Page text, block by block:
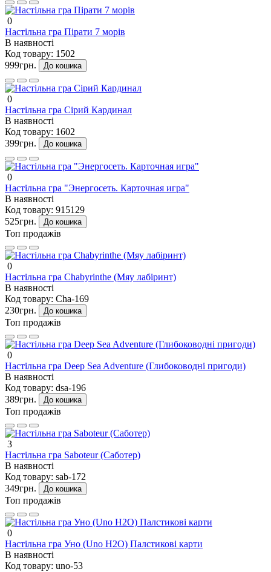
0
Настільна гра Пірати 7 морів
В наявності
Код товару: 1502
999грн.
До кошика
0
Настільна гра Сірий Кардинал
В наявності
Код товару: 1602
399грн.
До кошика
0
Настільна гра "Энергосеть. Карточная игра"
В наявності
Код товару: 915129
525грн.
До кошика
Топ продажів
0
Настільна гра Chabyrinthe (Мяу лабіринт)
В наявності
Код товару: Cha-169
230грн.
До кошика
Топ продажів
0
Настільна гра Deep Sea Adventure (Глибоководні пригоди)
В наявності
Код товару: dsa-196
389грн.
До кошика
Топ продажів
3
Настільна гра Saboteur (Саботер)
В наявності
Код товару: sab-172
349грн.
До кошика
Топ продажів
0
Настільна гра Уно (Uno H2O) Палстикові карти
В наявності
Код товару: uno-53